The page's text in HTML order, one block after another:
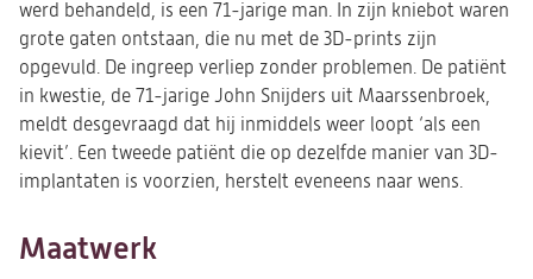
werd behandeld, is een 71-jarige man. In zijn kniebot waren
grote gaten ontstaan, die nu met de 3D-prints zijn
opgevuld. De ingreep verliep zonder problemen. De patiënt
in kwestie, de 71-jarige John Snijders uit Maarssenbroek,
meldt desgevraagd dat hij inmiddels weer loopt ‘als een
kievit’. Een tweede patiënt die op dezelfde manier van 3D-
implantaten is voorzien, herstelt eveneens naar wens.
Maatwerk